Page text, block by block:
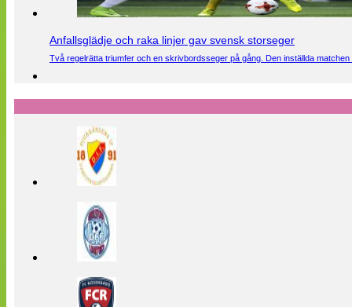
Anfallsglädje och raka linjer gav svensk storseger
Två regelrätta triumfer och en skrivbordsseger på gång. Den inställda